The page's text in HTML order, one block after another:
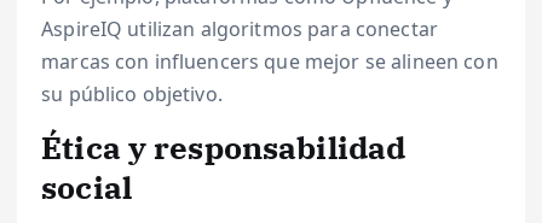
AspireIQ utilizan algoritmos para conectar
marcas con influencers que mejor se alineen con
su público objetivo.
Ética y responsabilidad
social